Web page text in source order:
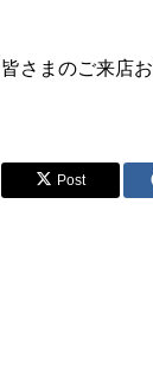
皆さまのご来店
Post